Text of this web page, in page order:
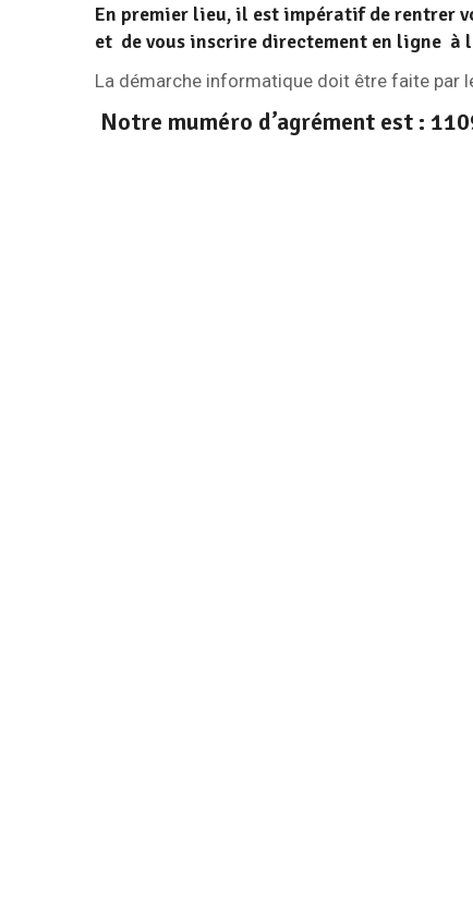
En premier lieu, il est impératif de rentrer
et de vous inscrire directement en ligne à
La démarche informatique doit être faite par
Notre muméro d’agrément est :